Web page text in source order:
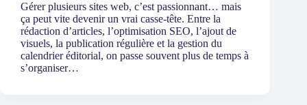
Gérer plusieurs sites web, c’est passionnant… mais
ça peut vite devenir un vrai casse-tête. Entre la
rédaction d’articles, l’optimisation SEO, l’ajout de
visuels, la publication régulière et la gestion du
calendrier éditorial, on passe souvent plus de temps à
s’organiser…